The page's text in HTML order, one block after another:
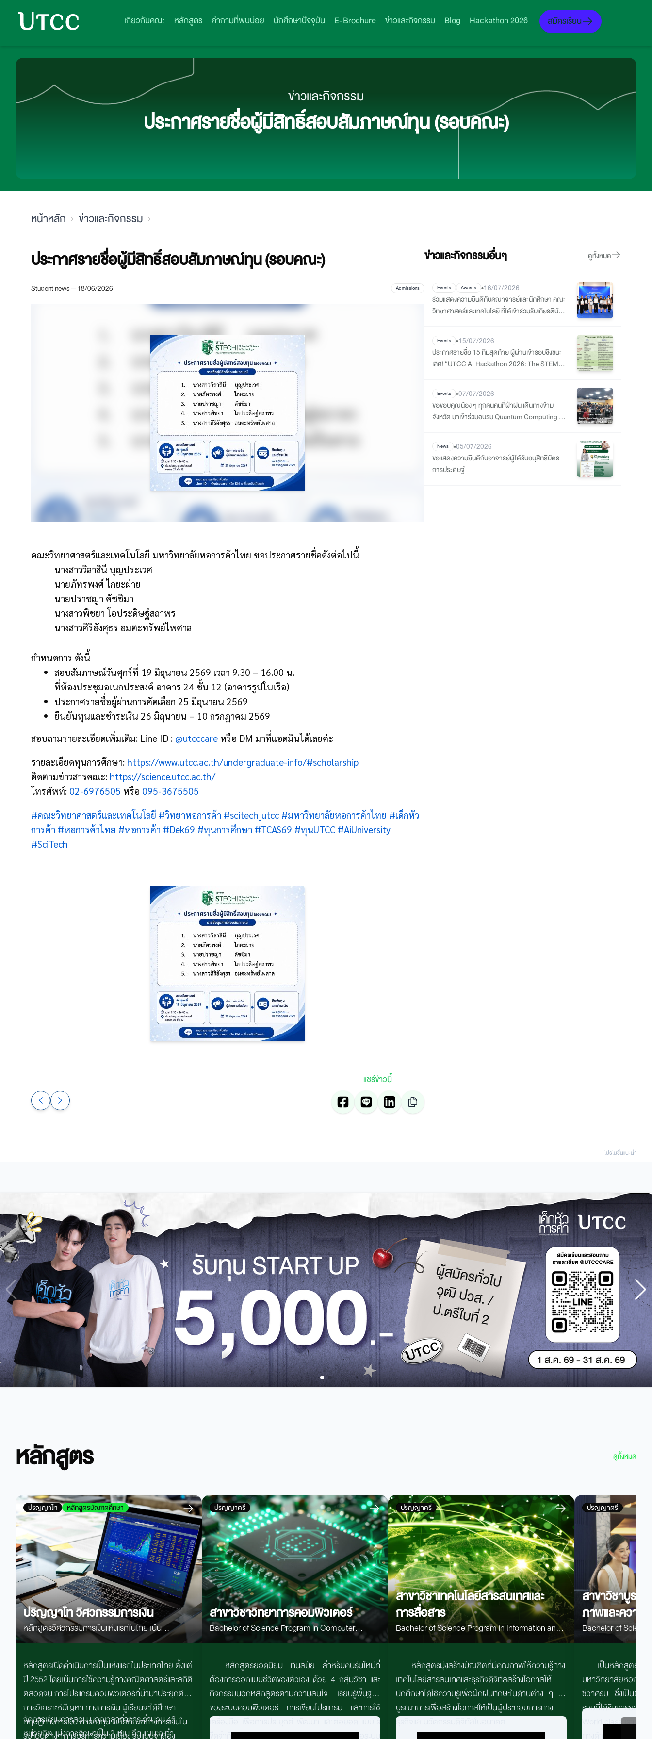
เกี่ยวกับคณะ หลักสูตร คำถามที่พบบ่อย นักศึกษาปัจจุบัน E-Brochure ข่าวและกิจกรรม Blog Hackathon 2026 สมัครเรียน
ข่าวและกิจกรรม
ประกาศรายชื่อผู้มีสิทธิ์สอบสัมภาษณ์ทุน (รอบคณะ)
หน้าหลัก ข่าวและกิจกรรม
ประกาศรายชื่อผู้มีสิทธิ์สอบสัมภาษณ์ทุน (รอบคณะ)
Student news — 18/06/2026 Admissions
คณะวิทยาศาสตร์และเทคโนโลยี มหาวิทยาลัยหอการค้าไทย ขอประกาศรายชื่อดังต่อไปนี้
นางสาววิลาสินี บุญประเวศ
นายภัทรพงศ์ ไกยะฝ่าย
นายปราชญา คัชชิมา
นางสาวพิชยา โอประดิษฐ์สถาพร
นางสาวศิริอังศุธร อมตะทรัพย์ไพศาล
กำหนดการ ดังนี้
สอบสัมภาษณ์วันศุกร์ที่ 19 มิถุนายน 2569 เวลา 9.30 – 16.00 น.
ที่ห้องประชุมอเนกประสงค์ อาคาร 24 ชั้น 12 (อาคารรูปใบเรือ)
ประกาศรายชื่อผู้ผ่านการคัดเลือก 25 มิถุนายน 2569
ยืนยันทุนและชำระเงิน 26 มิถุนายน – 10 กรกฎาคม 2569
สอบถามรายละเอียดเพิ่มเติม: Line ID : @utcccare หรือ DM มาที่แอดมินได้เลยค่ะ
รายละเอียดทุนการศึกษา: https://www.utcc.ac.th/undergraduate-info/#scholarship
ติดตามข่าวสารคณะ: https://science.utcc.ac.th/
โทรศัพท์: 02-6976505 หรือ 095-3675505
#คณะวิทยาศาสตร์และเทคโนโลยี #วิทยาหอการค้า #scitech_utcc #มหาวิทยาลัยหอการค้าไทย #เด็กหัว
การค้า #หอการค้าไทย #หอการค้า #Dek69 #ทุนการศึกษา #TCAS69 #ทุนUTCC #AiUniversity
#SciTech
แชร์ข่าวนี้
ข่าวและกิจกรรมอื่นๆ ดูทั้งหมด
Events Awards •16/07/2026
ร่วมแสดงความยินดีกับคณาจารย์และนักศึกษา คณะ
วิทยาศาสตร์และเทคโนโลยี ที่ได้เข้าร่วมรับเกียรติบัตร
Events •15/07/2026
ประกาศรายชื่อ 15 ทีมสุดท้าย ผู้ผ่านเข้ารอบชิงชนะ
เลิศ! “UTCC AI Hackathon 2026: The STEM
Events •07/07/2026
ขอขอบคุณน้อง ๆ ทุกคนคนที่ฝ่าฝน เดินทางข้าม
จังหวัด มาเข้าร่วมอบรม Quantum Computing ที่
News •05/07/2026
ขอแสดงความยินดีกับอาจารย์ผู้ได้รับอนุสิทธิบัตร
การประดิษฐ์
โปรโมชั่นแนะนํา
หลักสูตร ดูทั้งหมด
ปริญญาโท หลักสูตรบัณฑิตศึกษา
ปริญญาโท วิศวกรรมการเงิน
หลักสูตรวิศวกรรมการเงินแห่งแรกในไทย เน้น
คณิตศาสตร์ สถิติ Programming และ AI เพื่อสร้างผู้
เชี่ยวชาญด้านการเงิน การลงทุน และตลาดทุนยุคใหม่
หลักสูตรเปิดดำเนินการเป็นแห่งแรกในประเทศไทย ตั้งแต่
ปี2552โดยเน้นการใช้ความรู้ทางคณิตศาสตร์และสถิติ
ตลอดจน การโปรแกรมคอมพิวเตอร์ที่นำมาประยุกต์ใน
การวิเคราะห์ปัญหา ทางการเงิน ผู้เรียนจะได้ศึกษา
ทฤษฎีทางการเงิน การลงทุน ผลิตภัณฑ์ทางการเงินใน
รูปแบบต่างๆ การบริหารความเสี่ยง รูปแบบจำลอง
จัดการเรียนการสอน นอกเวลาทำการ จํานวน 42
หน่วยกิต แบ่งการศึกษาเป็น 2 แผน คือ แผน ก ทํา
ปริญญาตรี
สาขาวิชาวิทยาการคอมพิวเตอร์
Bachelor of Science Program in Computer
Science
หลักสูตรยอดนิยม ทันสมัย สำหรับคนรุ่นใหม่ที่
ต้องการออกแบบชีวิตของตัวเอง ด้วย 4 กลุ่มวิชา และ
กิจกรรมนอกหลักสูตรตามความสนใจ เรียนรู้พื้นฐาน
ของระบบคอมพิวเตอร์ การเขียนโปรแกรม และการใช้
เครื่องมือ เพื่อการประยุกต์ พัฒนา และต่อยอด แบบไร้
ขีดจำกัด สร้างสรรค์ซอฟต์แวร์ แอปพลิเคชัน หรือระบบ
ปริญญาตรี
สาขาวิชาเทคโนโลยีสารสนเทศและ
การสื่อสาร
Bachelor of Science Program in Information and
Communication Technology (ICT)
หลักสูตรมุ่งสร้างบัณฑิตที่มีคุณภาพให้ความรู้ทาง
เทคโนโลยีสารสนเทศและธุรกิจดิจิทัลสร้างโอกาสให้
นักศึกษาได้ใช้ความรู้เพื่อฝึกฝนทักษะในด้านต่าง ๆ มา
บูรณาการเพื่อสร้างโอกาส​ให้เป็นผู้ประกอบการทาง
ธุรกิจและนวัตกรรมดิจิทัลในอนาคต
ปริญญาตรี
สาขาวิชาบูรณ
ภาพและความ
Bachelor of Science
Wellness and
เป็นหลักสูตรที่เ
มหาวิทยาลัยหอการค้
ชีวาศรม ซึ่งเป็นผู้ปร
รวมที่ได้รับการยอมรั
World class เรามั่